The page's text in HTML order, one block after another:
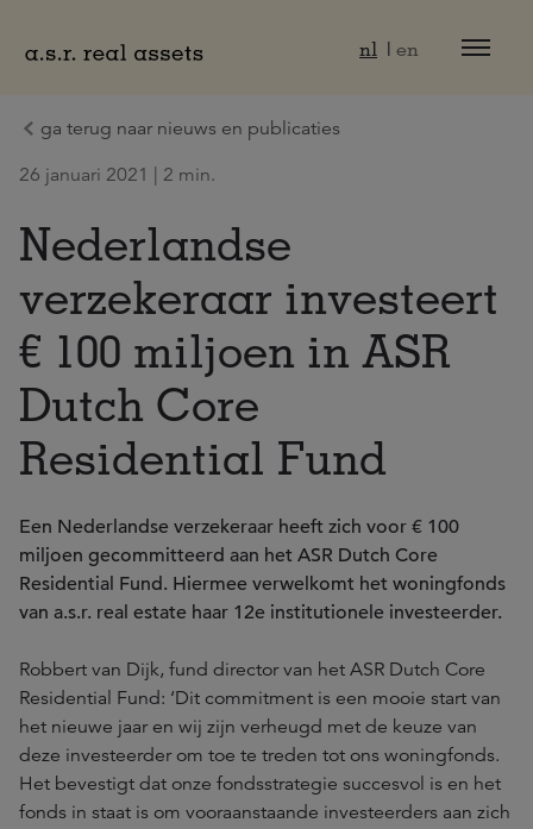
nl en
ga terug naar nieuws en publicaties
26 januari 2021 | 2 min.
Nederlandse
verzekeraar investeert
€ 100 miljoen in ASR
Dutch Core
Residential Fund
Een Nederlandse verzekeraar heeft zich voor € 100
miljoen gecommitteerd aan het ASR Dutch Core
Residential Fund. Hiermee verwelkomt het woningfonds
van a.s.r. real estate haar 12e institutionele investeerder.
Robbert van Dijk, fund director van het ASR Dutch Core
Residential Fund: ‘Dit commitment is een mooie start van
het nieuwe jaar en wij zijn verheugd met de keuze van
deze investeerder om toe te treden tot ons woningfonds.
Het bevestigt dat onze fondsstrategie succesvol is en het
fonds in staat is om vooraanstaande investeerders aan zich